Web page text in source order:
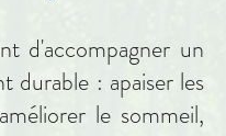
d'accompagner un
durable : apaiser les
le sommeil,